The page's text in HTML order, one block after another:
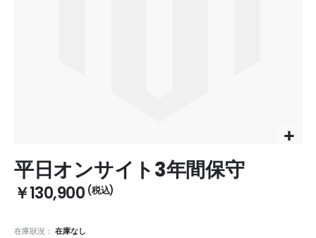
to
the
beginning
the
平日オンサイト3年間保守
￥130,900
在庫狀況： 在庫なし